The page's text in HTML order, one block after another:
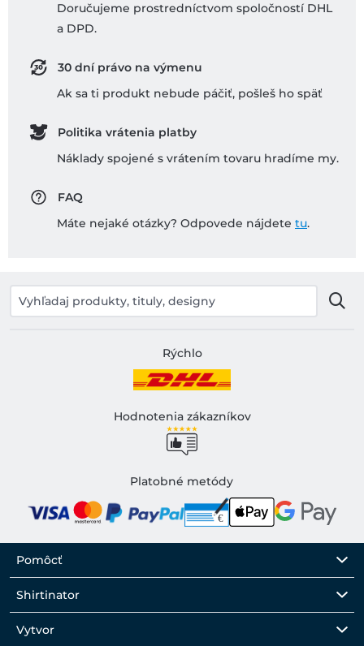
Doručujeme prostredníctvom spoločností DHL
a DPD.
30 dní právo na výmenu
Ak sa ti produkt nebude páčiť, pošleš ho späť
Politika vrátenia platby
Náklady spojené s vrátením tovaru hradíme my.
FAQ
Máte nejaké otázky? Odpovede nájdete tu.
Rýchlo
Hodnotenia zákazníkov
Platobné metódy
Pomôcť
Shirtinator
Vytvor